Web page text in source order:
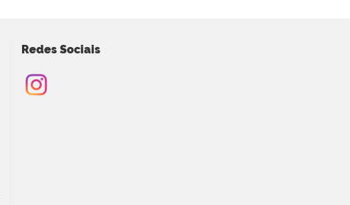
Redes Sociais